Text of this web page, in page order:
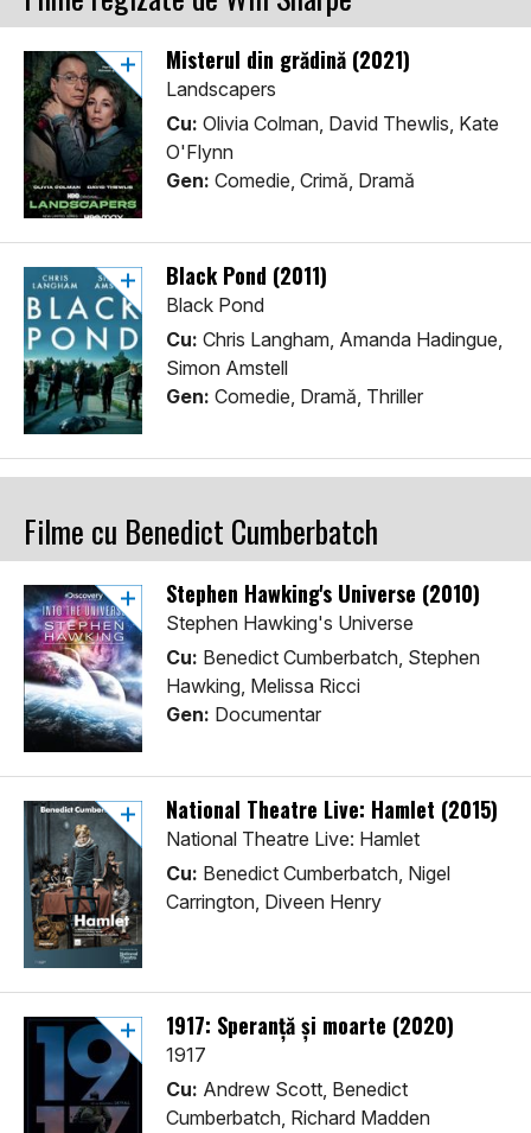
Misterul din grădină (2021)
Landscapers
Cu: Olivia Colman, David Thewlis, Kate
O'Flynn
Gen: Comedie, Crimă, Dramă
Black Pond (2011)
Black Pond
Cu: Chris Langham, Amanda Hadingue,
Simon Amstell
Gen: Comedie, Dramă, Thriller
Filme cu Benedict Cumberbatch
Stephen Hawking's Universe (2010)
Stephen Hawking's Universe
Cu: Benedict Cumberbatch, Stephen
Hawking, Melissa Ricci
Gen: Documentar
National Theatre Live: Hamlet (2015)
National Theatre Live: Hamlet
Cu: Benedict Cumberbatch, Nigel
Carrington, Diveen Henry
1917: Speranță și moarte (2020)
1917
Cu: Andrew Scott, Benedict
Cumberbatch, Richard Madden